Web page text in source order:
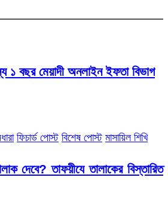
১ বছর মেয়াদী অনলাইন ইফতা বিভাগ
ফিচার্ড পোস্ট বিশেষ পোস্ট মাসায়িল শিখি
দেবে? তাফয়ীযে তালাকের বিস্তারিত